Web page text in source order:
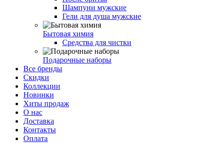
Шампуни мужские
Гели для душа мужские
Бытовая химия
Средства для чистки
Подарочные наборы
Все бренды
Скидки
Коллекции
Новинки
Хиты продаж
О нас
Доставка
Контакты
Оплата